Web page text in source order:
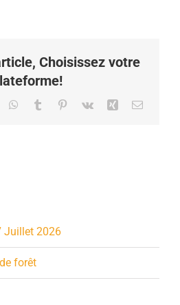
Choisissez votre
WhatsApp
Tumblr Pinterest
Vk Xing Email
Juillet 2026
forêt